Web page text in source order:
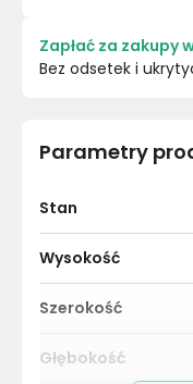
Parametry
Stan
Wysokość
Szerokość
Głębokość
Zapłać za zakupy
Bez odsetek i